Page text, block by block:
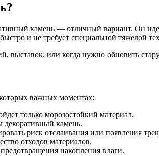
камень — отличный вариант. Он
и не требует специальной тяжелой
или когда нужно обновить
важных моментах:
только морозостойкий материал.
камень.
риск отслаивания или появления
отходов материалов.
накопления влаги.